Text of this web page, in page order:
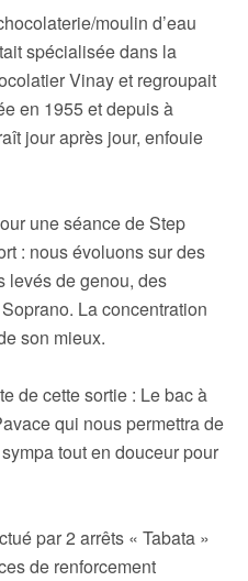
moulin d’eau
spécialisée dans la
Vinay et regroupait
en 1955 et depuis à
jour après jour, enfouie
une séance de Step
: nous évoluons sur des
levés de genou, des
La concentration
son mieux.
de cette sortie : Le bac à
qui nous permettra de
tout en douceur pour
par 2 arrêts « Tabata »
de renforcement